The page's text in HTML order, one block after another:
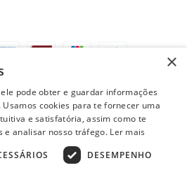
de pagamento e frete válidos apenas
de divergência, prevalece o valor do
×
pode obter e guardar informações
cookies para te fornecer uma
e satisfatória, assim como te
e analisar nosso tráfego. Ler mais
DESEMPENHO